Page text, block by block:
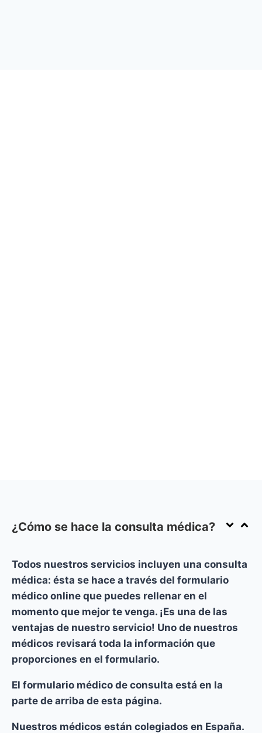
¿Cómo se hace la consulta médica?
Todos nuestros servicios incluyen una consulta
médica: ésta se hace a través del formulario
médico online que puedes rellenar en el
momento que mejor te venga. ¡Es una de las
ventajas de nuestro servicio! Uno de nuestros
médicos revisará toda la información que
proporciones en el formulario.
El formulario médico de consulta está en la
parte de arriba de esta página.
Nuestros médicos están colegiados en España.